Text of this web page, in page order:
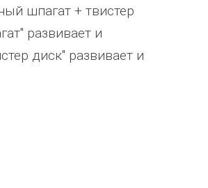
шпагат + твистер
развивает и
диск" развивает и